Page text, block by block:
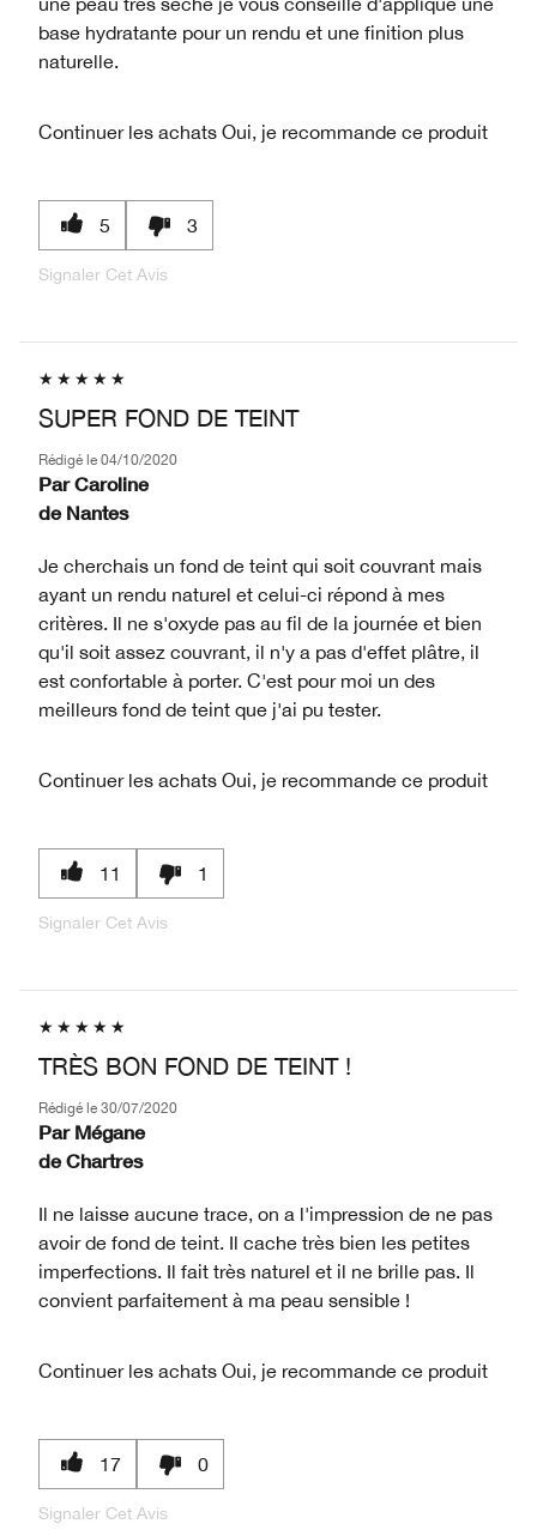
base hydratante pour un rendu et une finition plus
naturelle.
Continuer les achats Oui, je recommande ce produit
5 3
Signaler Cet Avis
SUPER FOND DE TEINT
Rédigé le 04/10/2020
Par Caroline
de Nantes
Je cherchais un fond de teint qui soit couvrant mais
ayant un rendu naturel et celui-ci répond à mes
critères. Il ne s'oxyde pas au fil de la journée et bien
qu'il soit assez couvrant, il n'y a pas d'effet plâtre, il
est confortable à porter. C'est pour moi un des
meilleurs fond de teint que j'ai pu tester.
Continuer les achats Oui, je recommande ce produit
11 1
Signaler Cet Avis
TRÈS BON FOND DE TEINT !
Rédigé le 30/07/2020
Par Mégane
de Chartres
Il ne laisse aucune trace, on a l'impression de ne pas
avoir de fond de teint. Il cache très bien les petites
imperfections. Il fait très naturel et il ne brille pas. Il
convient parfaitement à ma peau sensible !
Continuer les achats Oui, je recommande ce produit
17 0
Signaler Cet Avis